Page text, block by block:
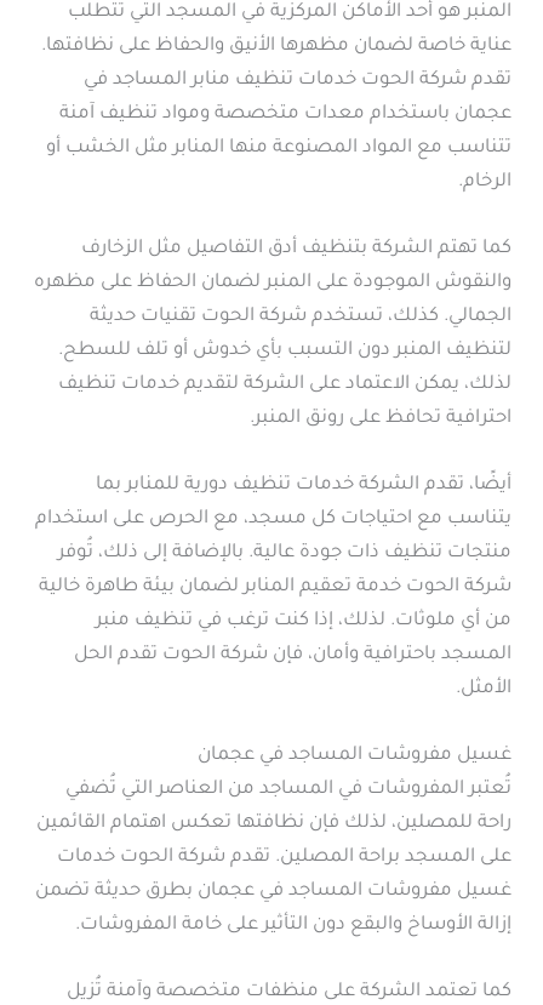
المنبر هو أحد الأماكن المركزية في المسجد التي تتطلب
عناية خاصة لضمان مظهرها الأنيق والحفاظ على نظافتها.
تقدم شركة الحوت خدمات تنظيف منابر المساجد في
عجمان باستخدام معدات متخصصة ومواد تنظيف آمنة
تتناسب مع المواد المصنوعة منها المنابر مثل الخشب أو
الرخام.
كما تهتم الشركة بتنظيف أدق التفاصيل مثل الزخارف
والنقوش الموجودة على المنبر لضمان الحفاظ على مظهره
الجمالي. كذلك، تستخدم شركة الحوت تقنيات حديثة
لتنظيف المنبر دون التسبب بأي خدوش أو تلف للسطح.
لذلك، يمكن الاعتماد على الشركة لتقديم خدمات تنظيف
احترافية تحافظ على رونق المنبر.
أيضًا، تقدم الشركة خدمات تنظيف دورية للمنابر بما
يتناسب مع احتياجات كل مسجد، مع الحرص على استخدام
منتجات تنظيف ذات جودة عالية. بالإضافة إلى ذلك، تُوفر
شركة الحوت خدمة تعقيم المنابر لضمان بيئة طاهرة خالية
من أي ملوثات. لذلك، إذا كنت ترغب في تنظيف منبر
المسجد باحترافية وأمان، فإن شركة الحوت تقدم الحل
الأمثل.
غسيل مفروشات المساجد في عجمان
تُعتبر المفروشات في المساجد من العناصر التي تُضفي
راحة للمصلين، لذلك فإن نظافتها تعكس اهتمام القائمين
على المسجد براحة المصلين. تقدم شركة الحوت خدمات
غسيل مفروشات المساجد في عجمان بطرق حديثة تضمن
إزالة الأوساخ والبقع دون التأثير على خامة المفروشات.
كما تعتمد الشركة على منظفات متخصصة وآمنة تُزيل